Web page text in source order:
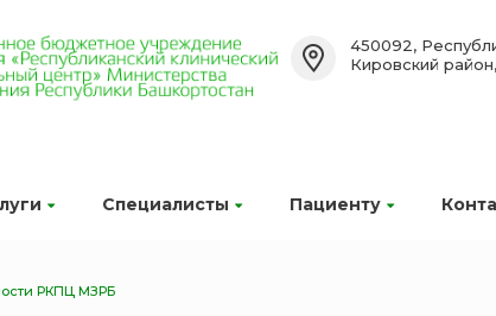
Специалисты Пациенту
450092,
Кировский
РКПЦ МЗРБ